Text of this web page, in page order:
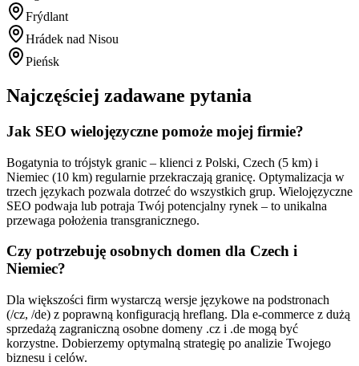
Frýdlant
Hrádek nad Nisou
Pieńsk
Najczęściej zadawane pytania
Jak SEO wielojęzyczne pomoże mojej firmie?
Bogatynia to trójstyk granic – klienci z Polski, Czech (5 km) i
Niemiec (10 km) regularnie przekraczają granicę. Optymalizacja w
trzech językach pozwala dotrzeć do wszystkich grup. Wielojęzyczne
SEO podwaja lub potraja Twój potencjalny rynek – to unikalna
przewaga położenia transgranicznego.
Czy potrzebuję osobnych domen dla Czech i
Niemiec?
Dla większości firm wystarczą wersje językowe na podstronach
(/cz, /de) z poprawną konfiguracją hreflang. Dla e-commerce z dużą
sprzedażą zagraniczną osobne domeny .cz i .de mogą być
korzystne. Dobierzemy optymalną strategię po analizie Twojego
biznesu i celów.